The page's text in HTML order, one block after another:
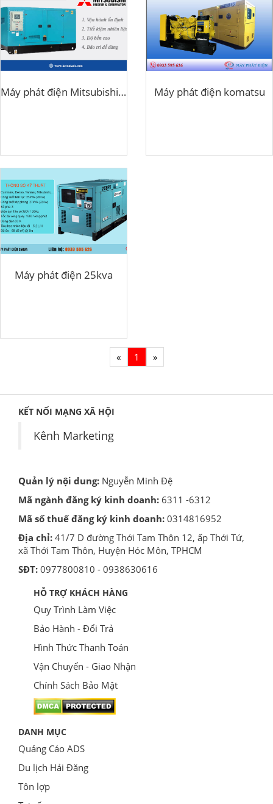
Máy phát điện Mitsubishi 150kva Máy phát điện komatsu
Máy phát điện 25kva
« 1 »
KẾT NỐI MẠNG XÃ HỘI
Kênh Marketing
Quản lý nội dung: Nguyễn Minh Đệ
Mã ngành đăng ký kinh doanh: 6311 -6312
Mã số thuế đăng ký kinh doanh: 0314816952
Địa chỉ: 41/7 D đường Thới Tam Thôn 12, ấp Thới Tứ,
xã Thới Tam Thôn, Huyện Hóc Môn, TPHCM
SĐT: 0977800810 - 0938630616
HỖ TRỢ KHÁCH HÀNG
Quy Trình Làm Việc
Bảo Hành - Đổi Trả
Hình Thức Thanh Toán
Vận Chuyển - Giao Nhận
Chính Sách Bảo Mật
DANH MỤC
Quảng Cáo ADS
Du lịch Hải Đăng
Tôn lợp